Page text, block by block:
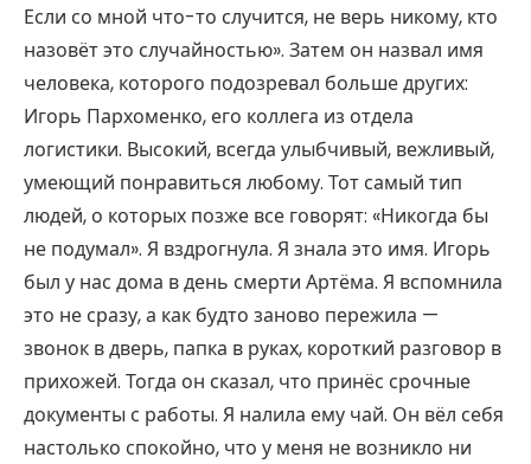
Если со мной что-то случится, не верь никому, кто
назовёт это случайностью». Затем он назвал имя
человека, которого подозревал больше других:
Игорь Пархоменко, его коллега из отдела
логистики. Высокий, всегда улыбчивый, вежливый,
умеющий понравиться любому. Тот самый тип
людей, о которых позже все говорят: «Никогда бы
не подумал». Я вздрогнула. Я знала это имя. Игорь
был у нас дома в день смерти Артёма. Я вспомнила
это не сразу, а как будто заново пережила —
звонок в дверь, папка в руках, короткий разговор в
прихожей. Тогда он сказал, что принёс срочные
документы с работы. Я налила ему чай. Он вёл себя
настолько спокойно, что у меня не возникло ни